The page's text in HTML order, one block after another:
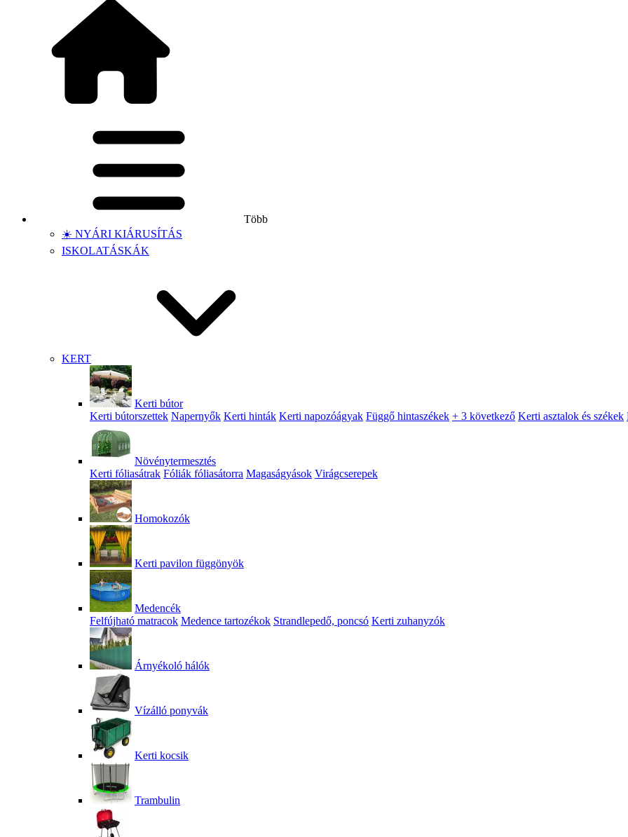
Több
☀️ NYÁRI KIÁRUSÍTÁS
ISKOLATÁSKÁK
KERT
Kerti bútor
Kerti bútorszettek Napernyők Kerti hinták Kerti napozóágyak Függő hintaszékek + 3 következő Kerti asztalok és székek
Növénytermesztés
Kerti fóliasátrak Fóliák fóliasátorra Magaságyások Virágcserepek
Homokozók
Kerti pavilon függönyök
Medencék
Felfújható matracok Medence tartozékok Strandlepedő, poncsó Kerti zuhanyzók
Árnyékoló hálók
Vízálló ponyvák
Kerti kocsik
Trambulin